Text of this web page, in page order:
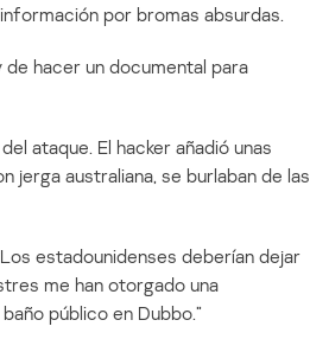
por bromas absurdas.
hacer un documental para
ataque. El hacker añadió unas
jerga australiana, se burlaban de las
estadounidenses deberían dejar
me han otorgado una
público en Dubbo.”